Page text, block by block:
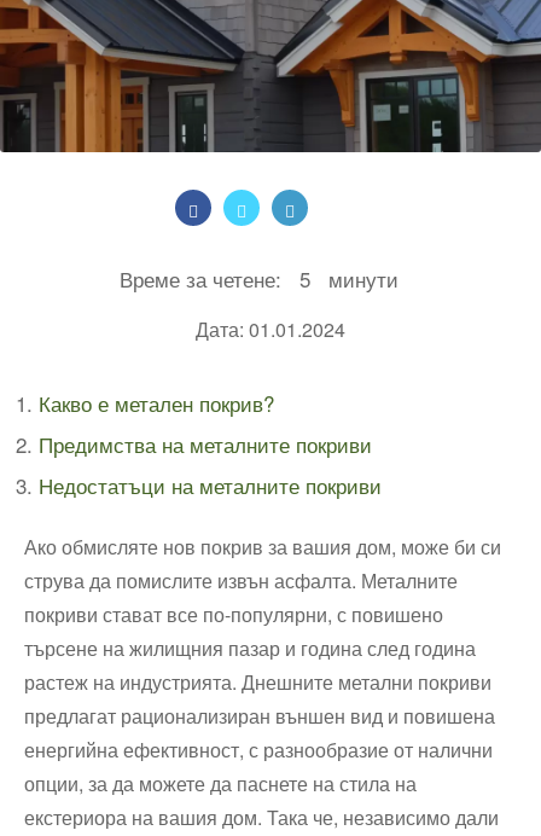
Време за четене: 5 минути
Дата: 01.01.2024
Какво е метален покрив?
Предимства на металните покриви
Недостатъци на металните покриви
Ако обмисляте нов покрив за вашия дом, може би си
струва да помислите извън асфалта. Металните
покриви стават все по-популярни, с повишено
търсене на жилищния пазар и година след година
растеж на индустрията. Днешните метални покриви
предлагат рационализиран външен вид и повишена
енергийна ефективност, с разнообразие от налични
опции, за да можете да паснете на стила на
екстериора на вашия дом. Така че, независимо дали